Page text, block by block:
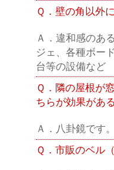
Ｑ．壁の角以外
Ａ．違和感のあ
ジェ、各種ボー
台等の設備など
Ｑ．隣の屋根が
ちらが効果があ
Ａ．八卦鏡です
Ｑ．市販のベル